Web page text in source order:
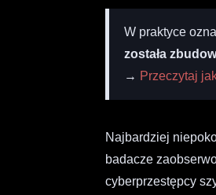
W praktyce
została
→ Przeczytaj
Najbardziej
badacze
cyberprzestępcy